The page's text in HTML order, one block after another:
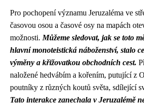
Pro pochopení významu Jeruzaléma ve
časovou osou a časové osy na mapách
možnosti. Můžeme sledovat, jak se toto
hlavní monoteistická náboženství, stalo
výměny a křižovatkou obchodních cest.
naložené hedvábím a kořením, putující z
poutníky z různých koutů světa, sdílející
Tato interakce zanechala v Jeruzalémě